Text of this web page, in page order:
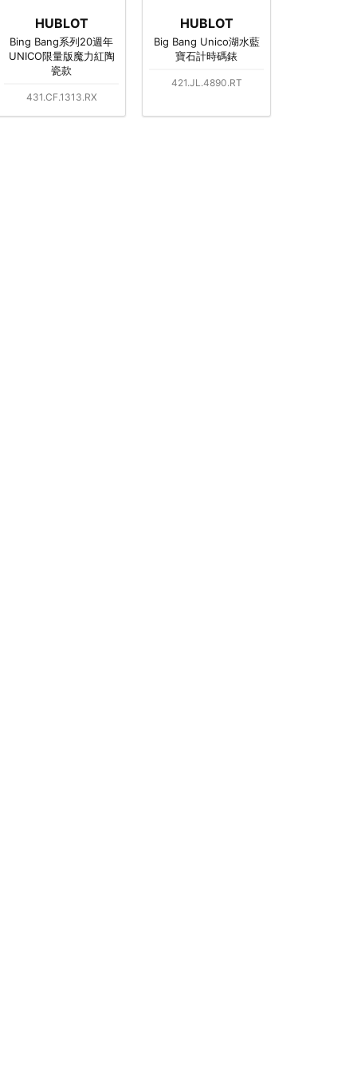
HUBLOT
Bing Bang系列20週年
UNICO限量版魔力紅陶
瓷款
431.CF.1313.RX
HUBLOT
Big Bang Unico湖水藍
寶石計時碼錶
421.JL.4890.RT